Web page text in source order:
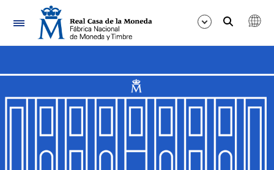
Navegación
Mostrar/Ocultar
Mostrar/Ocultar